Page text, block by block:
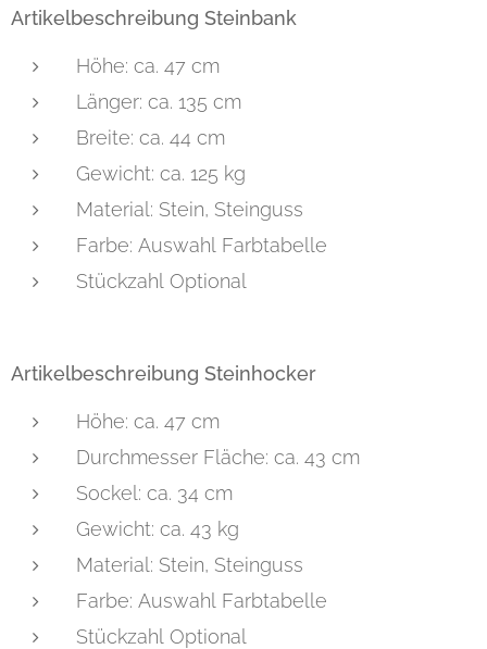
Artikelbeschreibung Steinbank
Höhe: ca. 47 cm
Länger: ca. 135 cm
Breite: ca. 44 cm
Gewicht: ca. 125 kg
Material: Stein, Steinguss
Farbe: Auswahl Farbtabelle
Stückzahl Optional
Artikelbeschreibung Steinhocker
Höhe: ca. 47 cm
Durchmesser Fläche: ca. 43 cm
Sockel: ca. 34 cm
Gewicht: ca. 43 kg
Material: Stein, Steinguss
Farbe: Auswahl Farbtabelle
Stückzahl Optional